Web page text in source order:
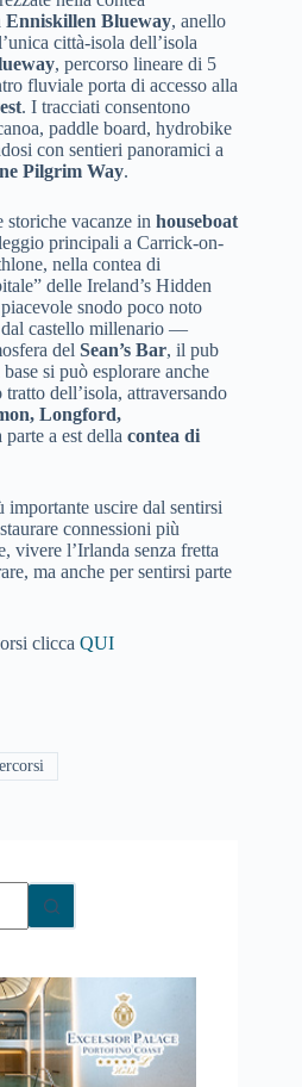
Enniskillen Blueway, anello
città-isola dell’isola
, percorso lineare di 5
fluviale porta di accesso alla
. I tracciati consentono
paddle board, hydrobike
con sentieri panoramici a
Pilgrim Way.
storiche vacanze in houseboat
principali a Carrick-on-
nella contea di
delle Ireland’s Hidden
snodo poco noto
castello millenario —
del Sean’s Bar, il pub
si può esplorare anche
dell’isola, attraversando
Longford,
parte a est della contea di
importante uscire dal sentirsi
connessioni più
vivere l’Irlanda senza fretta
ma anche per sentirsi parte
clicca QUI